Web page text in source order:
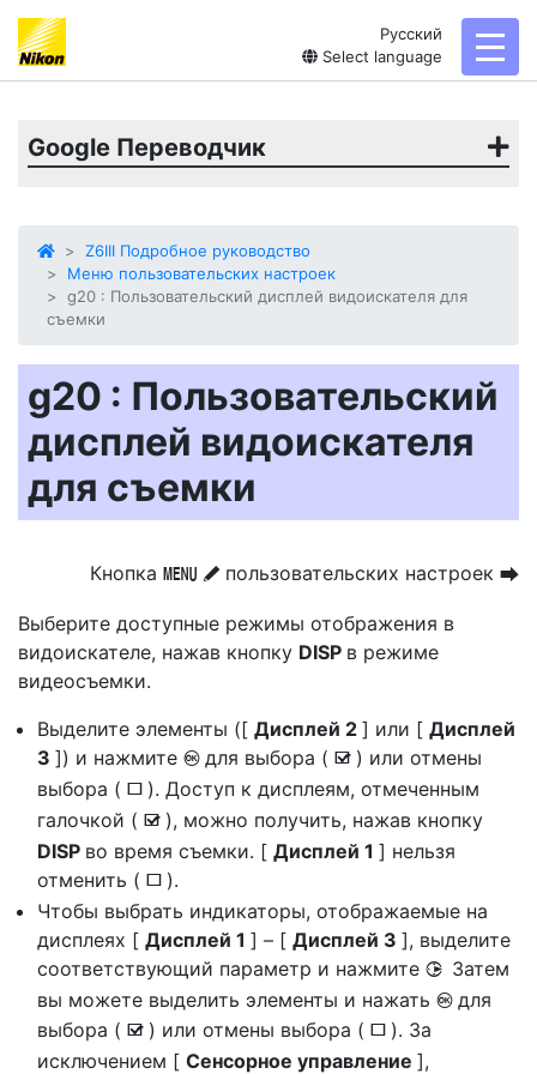
Русский
Select language
Google Переводчик
Z6III Подробное руководство
Меню пользовательских настроек
g20 : Пользовательский дисплей видоискателя для
съемки
g20 : Пользовательский
дисплей видоискателя
для съемки
Кнопка G A пользовательских настроек U
Выберите доступные режимы отображения в
видоискателе, нажав кнопку DISP в режиме
видеосъемки.
Выделите элементы ([ Дисплей 2 ] или [ Дисплей
3 ]) и нажмите J для выбора ( M ) или отмены
выбора ( U ). Доступ к дисплеям, отмеченным
галочкой ( M ), можно получить, нажав кнопку
DISP во время съемки. [ Дисплей 1 ] нельзя
отменить ( U ).
Чтобы выбрать индикаторы, отображаемые на
дисплеях [ Дисплей 1 ] – [ Дисплей 3 ], выделите
соответствующий параметр и нажмите 2 Затем
вы можете выделить элементы и нажать J для
выбора ( M ) или отмены выбора ( U ). За
исключением [ Сенсорное управление ],